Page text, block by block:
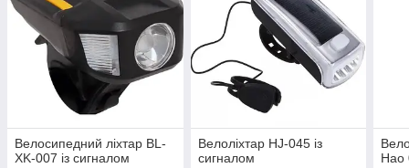
Велосипедний ліхтар BL-
XK-007 із сигналом
Велоліхтар HJ-045 із
сигналом
Hao